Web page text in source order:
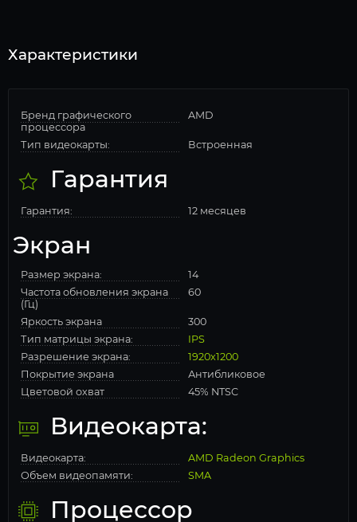
Характеристики
Бренд графического
процессора
AMD
Тип видеокарты: Встроенная
Гарантия
Гарантия: 12 месяцев
Экран
Размер экрана:
14
Частота обновления экрана
(Гц)
60
Яркость экрана
300
Тип матрицы экрана:
IPS
Разрешение экрана:
1920x1200
Покрытие экрана
Антибликовое
Цветовой охват
45% NTSC
Видеокарта:
Видеокарта:
AMD Radeon Graphics
Объем видеопамяти:
SMA
Процессор